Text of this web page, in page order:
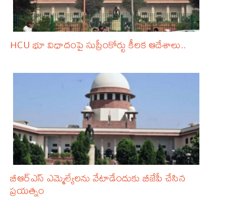
HCU భూ విధాదంపై సుప్రీంకోర్టు కీలక ఆదేశాలు..
బీఆర్‌ఎస్ ఎమ్మెల్యేలను వేటాడేందుకు బీజేపీ చేసిన
ప్రయత్నం